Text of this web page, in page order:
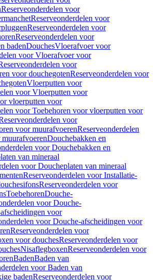
Reserveonderdelen voor
Reserveonderdelen voor
Reserveonderdelen voor
Reserveonderdelen voor
badenDouchesVloerafvoer voor
voor Vloerafvoer voor
voor
voor douchegotenReserveonderdelen voor
Vloerputten voor
voor Vloerputten voor
vloerputten voor
voor Toebehoren voor vloerputten voor
voor
voor muurafvoerenReserveonderdelen
Douchebakken en
voor Douchebakken en
van mineraal
voor Doucheplaten van mineraal
Reserveonderdelen voor Installatie-
Reserveonderdelen voor
ToebehorenDouche-
voor Douche-
voor
voor Douche-afscheidingen voor
Reserveonderdelen voor
voor douchesReserveonderdelen voor
NisaflegboxenReserveonderdelen voor
BadenBaden van
voor Baden van
badenReserveonderdelen voor